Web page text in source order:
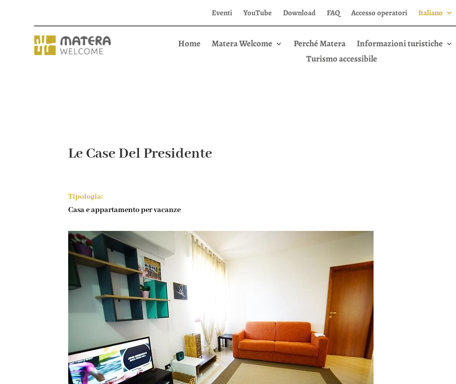
Eventi YouTube Download FAQ Accesso operatori Italiano
Home Matera Welcome Perché Matera Informazioni turistiche
Turismo accessibile
Le Case Del Presidente
Tipologia:
Casa e appartamento per vacanze